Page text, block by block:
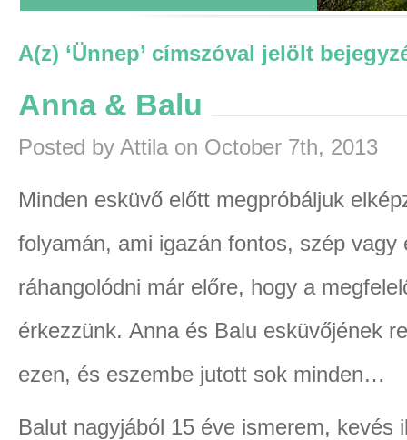
A(z) ‘Ünnep’ címszóval jelölt
Anna & Balu
Posted by Attila on October 7th, 2013
Minden esküvő előtt megpróbáljuk
folyamán, ami igazán fontos, szép
ráhangolódni már előre, hogy a
érkezzünk. Anna és Balu esküvőjének
ezen, és eszembe jutott sok minden…
Balut nagyjából 15 éve ismerem, kevés